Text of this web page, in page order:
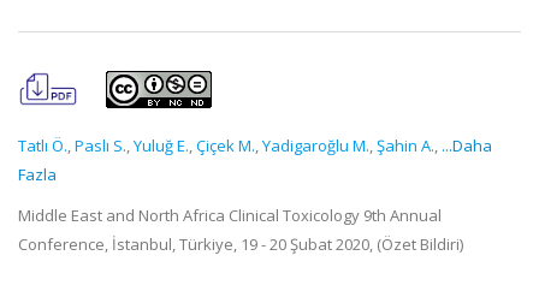
Tatlı Ö.,Paslı S.,Yuluğ E.,Çiçek M.,Yadigaroğlu M.,Şahin A., ...Daha
Fazla
Middle East and North Africa Clinical Toxicology 9th Annual
Conference, İstanbul, Türkiye, 19 - 20 Şubat 2020, (Özet Bildiri)